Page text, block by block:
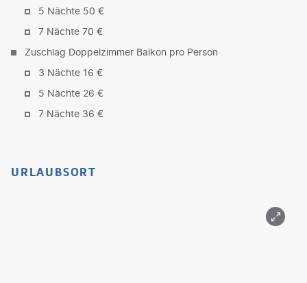
5 Nächte 50 €
7 Nächte 70 €
Zuschlag Doppelzimmer Balkon pro Person
3 Nächte 16 €
5 Nächte 26 €
7 Nächte 36 €
URLAUBSORT